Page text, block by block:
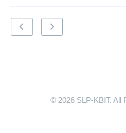
© 2026 SLP-KBIT. All